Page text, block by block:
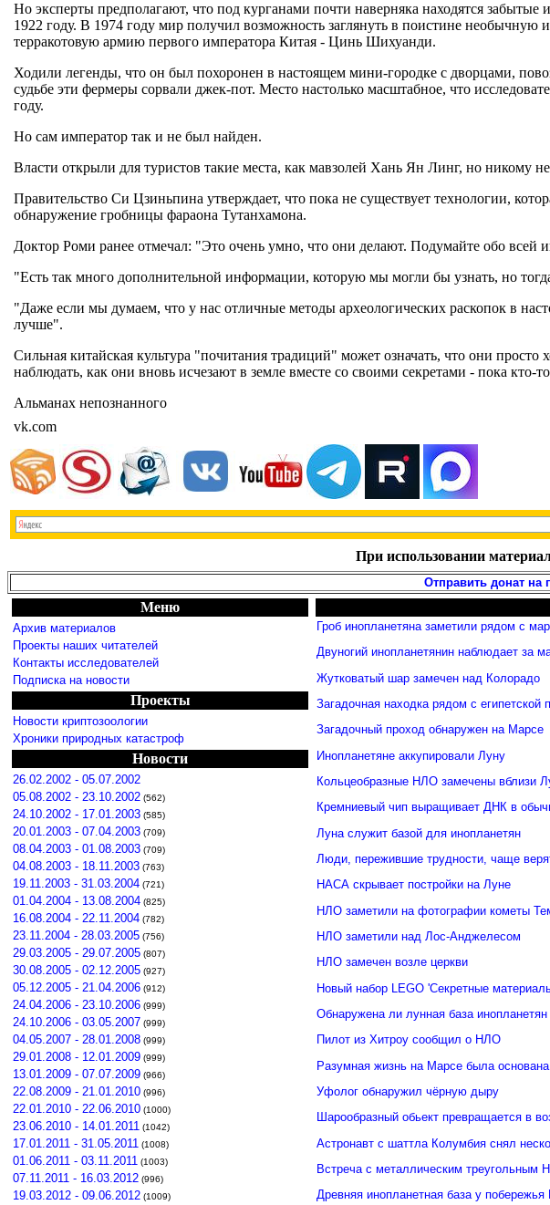
Но эксперты предполагают, что под курганами почти наверняка находятся
1922 году. В 1974 году мир получил возможность заглянуть в поистине
терракотовую армию первого императора Китая - Цинь Шихуанди.
Ходили легенды, что он был похоронен в настоящем мини-городке с дворцами,
судьбе эти фермеры сорвали джек-пот. Место настолько масштабное, что
году.
Но сам император так и не был найден.
Власти открыли для туристов такие места, как мавзолей Хань Ян Линг, но никому
Правительство Си Цзиньпина утверждает, что пока не существует технологии,
обнаружение гробницы фараона Тутанхамона.
Доктор Роми ранее отмечал: "Это очень умно, что они делают. Подумайте обо
"Есть так много дополнительной информации, которую мы могли бы узнать, но
"Даже если мы думаем, что у нас отличные методы археологических раскопок в
лучше".
Сильная китайская культура "почитания традиций" может означать, что они просто
наблюдать, как они вновь исчезают в земле вместе со своими секретами - пока кто-
Альманах непознанного
vk.com
При использовании
Отправить донат на
Меню
Архив материалов
Проекты наших читателей
Контакты исследователей
Подписка на новости
Проекты
Новости криптозоологии
Хроники природных катастроф
Новости
26.02.2002 - 05.07.2002
05.08.2002 - 23.10.2002 (562)
24.10.2002 - 17.01.2003 (585)
20.01.2003 - 07.04.2003 (709)
08.04.2003 - 01.08.2003 (709)
04.08.2003 - 18.11.2003 (763)
19.11.2003 - 31.03.2004 (721)
01.04.2004 - 13.08.2004 (825)
16.08.2004 - 22.11.2004 (782)
23.11.2004 - 28.03.2005 (756)
29.03.2005 - 29.07.2005 (807)
30.08.2005 - 02.12.2005 (927)
05.12.2005 - 21.04.2006 (912)
24.04.2006 - 23.10.2006 (999)
24.10.2006 - 03.05.2007 (999)
04.05.2007 - 28.01.2008 (999)
29.01.2008 - 12.01.2009 (999)
13.01.2009 - 07.07.2009 (966)
22.08.2009 - 21.01.2010 (996)
22.01.2010 - 22.06.2010 (1000)
23.06.2010 - 14.01.2011 (1042)
17.01.2011 - 31.05.2011 (1008)
01.06.2011 - 03.11.2011 (1003)
07.11.2011 - 16.03.2012 (996)
19.03.2012 - 09.06.2012 (1009)
Гроб инопланетяна заметили рядом с
Двуногий инопланетянин наблюдает за
Жутковатый шар замечен над Колорадо
Загадочная находка рядом с египетской
Загадочный проход обнаружен на Марсе
Инопланетяне аккупировали Луну
Кольцеобразные НЛО замечены вблизи
Кремниевый чип выращивает ДНК в
Луна служит базой для инопланетян
Люди, пережившие трудности, чаще
НАСА скрывает постройки на Луне
НЛО заметили на фотографии кометы
НЛО заметили над Лос-Анджелесом
НЛО замечен возле церкви
Новый набор LEGO 'Секретные
Обнаружена ли лунная база инопланетян
Пилот из Хитроу сообщил о НЛО
Разумная жизнь на Марсе была
Уфолог обнаружил чёрную дыру
Шарообразный обьект превращается в
Астронавт с шаттла Колумбия снял
Встреча с металлическим треугольным
Древняя инопланетная база у